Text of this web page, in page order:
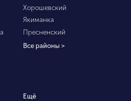
Хорошевский
Якиманка
Пресненский
Все районы >
Ещё